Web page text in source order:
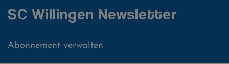
SC Willingen Newsletter
Abonnement verwalten